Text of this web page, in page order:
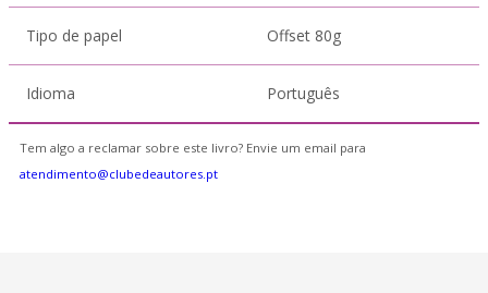
Tipo de papel Offset 80g
Idioma Português
Tem algo a reclamar sobre este livro? Envie um email para
atendimento@clubedeautores.pt